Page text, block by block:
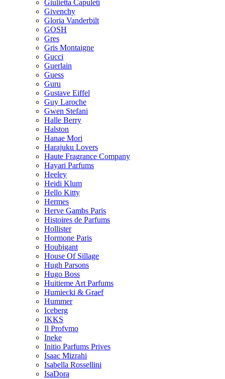
Giulietta Capuleti
Givenchy
Gloria Vanderbilt
GOSH
Gres
Gris Montaigne
Gucci
Guerlain
Guess
Guru
Gustave Eiffel
Guy Laroche
Gwen Stefani
Halle Berry
Halston
Hanae Mori
Harajuku Lovers
Haute Fragrance Company
Hayari Parfums
Heeley
Heidi Klum
Hello Kitty
Hermes
Herve Gambs Paris
Histoires de Parfums
Hollister
Hormone Paris
Houbigant
House Of Sillage
Hugh Parsons
Hugo Boss
Huitieme Art Parfums
Humiecki & Graef
Hummer
Iceberg
IKKS
Il Profvmo
Ineke
Initio Parfums Prives
Isaac Mizrahi
Isabella Rossellini
IsaDora